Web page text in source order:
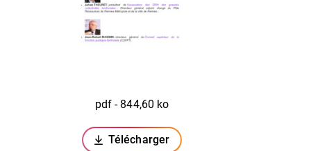
pdf - 844,60 ko
Télécharger
(ouverture dans un nouvel onglet)